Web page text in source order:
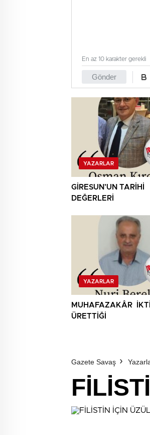
Gönder
En az 10 karakter gerekli
YAZARLAR
GİRESUN’UN TARİHİ
DEĞERLERİ
YAZARLAR
MUHAFAZAKÂR
ÜRETTİĞİ
Gazete Savaş